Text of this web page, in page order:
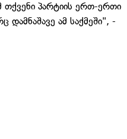
პარტიის ერთ-ერთი
ამ საქმეში", -